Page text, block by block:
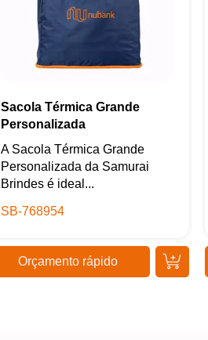
Sacola Térmica Grande
Personalizada
A Sacola Térmica Grande
Personalizada da Samurai
Brindes é ideal...
SB-768954
Orçamento rápido